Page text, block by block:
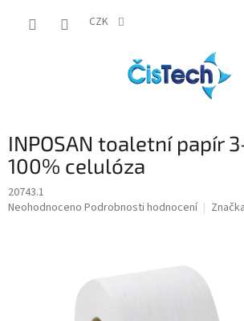
CZK
INPOSAN toaletní papír
100% celulóza
20743.1
Průměrné
Neohodnoceno Podrobnosti hodnocení